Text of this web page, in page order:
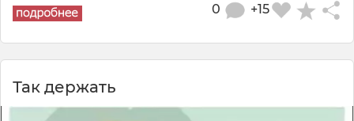
+15
0
Так держать